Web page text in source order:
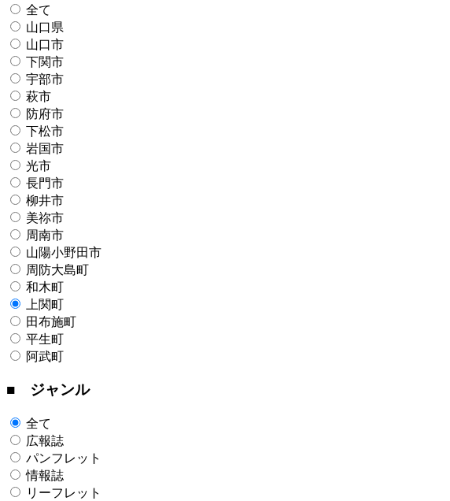
全て
山口県
山口市
下関市
宇部市
萩市
防府市
下松市
岩国市
光市
長門市
柳井市
美祢市
周南市
山陽小野田市
周防大島町
和木町
上関町
田布施町
平生町
阿武町
■ ジャンル
全て
広報誌
パンフレット
情報誌
リーフレット